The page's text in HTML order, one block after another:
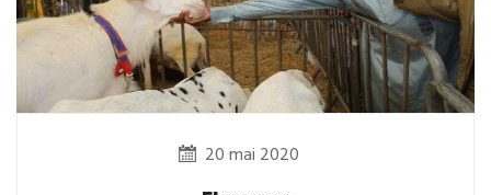
20 mai 2020